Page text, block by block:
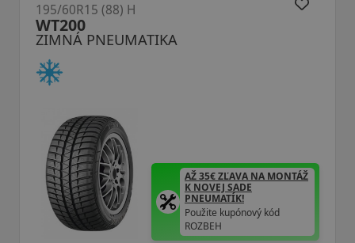
ZIMNÁ PNEUMATIKA
WT200
195/60R15 (88) H
AŽ 35€ ZĽAVA NA MONTÁŽ
K NOVEJ SADE
PNEUMATÍK!
Použite kupónový kód
ROZBEH